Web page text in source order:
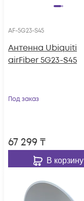
AF-5G23-S45
Антенна Ubiquiti
airFiber 5G23-S45
Под заказ
67 299 ₸
В корзину